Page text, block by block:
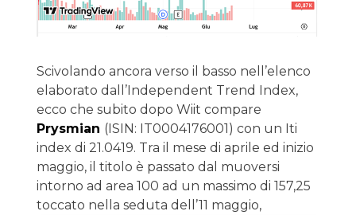
Scivolando ancora verso il basso nell’elenco
elaborato dall’Independent Trend Index,
ecco che subito dopo Wiit compare
Prysmian (ISIN: IT0004176001) con un Iti
index di 21.0419. Tra il mese di aprile ed inizio
maggio, il titolo è passato dal muoversi
intorno ad area 100 ad un massimo di 157,25
toccato nella seduta dell’11 maggio,